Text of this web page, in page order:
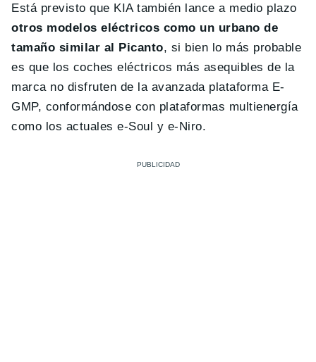
Está previsto que KIA también lance a medio plazo
otros modelos eléctricos como un urbano de
tamaño similar al Picanto, si bien lo más probable
es que los coches eléctricos más asequibles de la
marca no disfruten de la avanzada plataforma E-
GMP, conformándose con plataformas multienergía
como los actuales e-Soul y e-Niro.